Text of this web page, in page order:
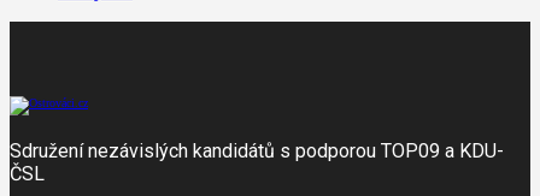
Sdružení nezávislých kandidátů s podporou TOP09 a KDU-
ČSL